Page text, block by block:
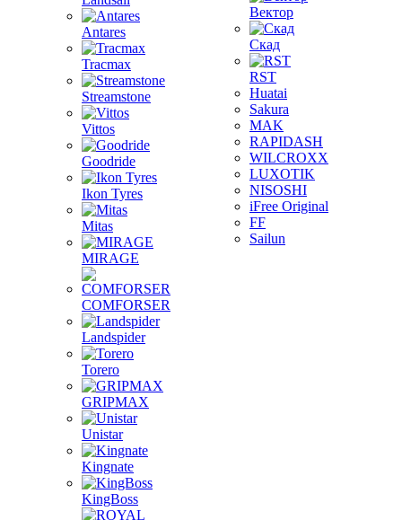
Antares
Tracmax
Streamstone
Vittos
Goodride
Ikon Tyres
Mitas
MIRAGE
COMFORSER
Landspider
Torero
GRIPMAX
Unistar
Kingnate
KingBoss
Вектор
Скад
RST
Huatai
Sakura
MAK
RAPIDASH
WILCROXX
LUXOTIK
NISOSHI
iFree Original
FF
Sailun